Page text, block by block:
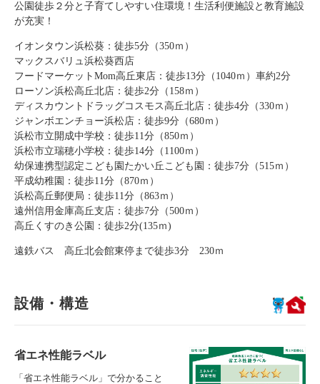
公園徒歩２分と子育てしやすい住環境！生活利便施設と教育施設
が充実！
イオンタウン浜松葵：徒歩5分（350ｍ）
マックスバリュ浜松葵西店
フードマーケットMom高丘東店：徒歩13分（1040ｍ）車約2分
ローソン浜松高丘北店：徒歩2分（158ｍ）
ディスカウントドラッグコスモス高丘北店：徒歩4分（330ｍ）
ジャンボエンチョー浜松店：徒歩9分（680ｍ）
浜松市立開成中学校：徒歩11分（850ｍ）
浜松市立瑞穂小学校：徒歩14分（1100ｍ）
幼保連携型認定こども園たかい丘こども園：徒歩7分（515ｍ）
平成幼稚園：徒歩11分（870ｍ）
浜松高丘郵便局：徒歩11分（863ｍ）
遠州信用金庫高丘支店：徒歩7分（500ｍ）
高丘くすのき公園：徒歩2分(135ｍ)
遠鉄バス 高丘北会館東停まで徒歩3分 230ｍ
設備・構造
省エネ性能ラベル
「省エネ性能ラベル」で分かること